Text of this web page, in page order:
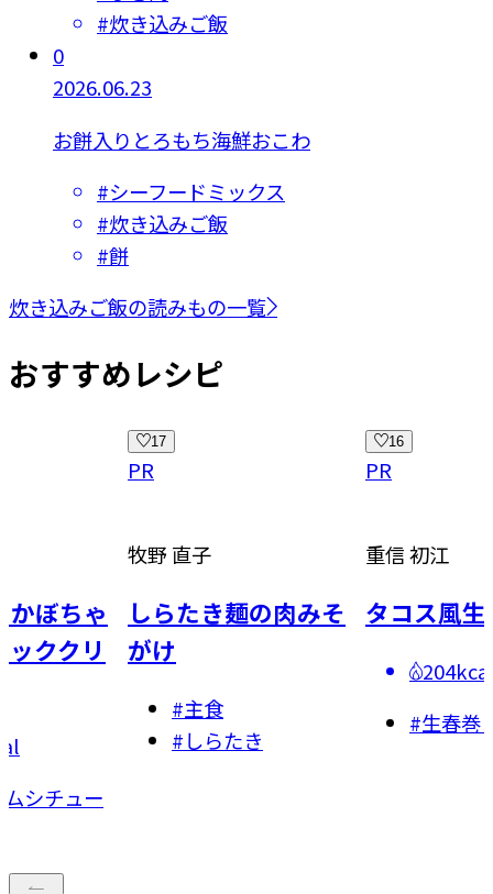
#炊き込みご飯
0
2026.06.23
お餅入りとろもち海鮮おこわ
#シーフードミックス
#炊き込みご飯
#餅
炊き込みご飯の読みもの一覧
おすすめレシピ
の肉みそ
き
PR
重信 初江
タコス風生春巻き
#生春巻き
PR
今井 亮
香り野菜
#
魚料
#主菜